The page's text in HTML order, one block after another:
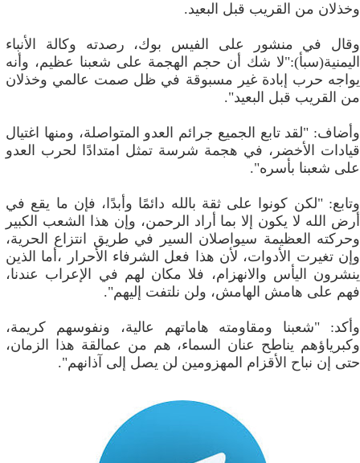
وخذلان من القريب قبل البعيد.
وقال في منشور على الفيس بوك، رصدته وكالة الأنباء
اليمنية(سبأ):"لا شك أن حجم الهجمة على شعبنا عظيم، وأنه
يواجه حرب إبادة غير مسبوقة في ظل صمت عالمي وخذلان
من القريب قبل البعيد".
وأضاف: "لقد تابع الجميع جرائم العدو المتواصلة، ومنها اغتيال
قيادات الأخضر، في هجمة شرسة تمثل امتدادًا لحرب العدو
على شعبنا بأسره".
وتابع: "لكن كونوا على ثقة بالله دائمًا وأبدًا، فإن ما يقع في
أرض الله لا يكون إلا بما أراد الرحمن، وإن هذا الشعب الكبير
وحركته العظيمة سيواصلان السير في طريق انتزاع الحرية،
وإن تغيرت الأدوات، لأن هذا فعل الشرفاء الأحرار ،أما الذين
ينشرون اليأس والانهزام، فلا مكان لهم في الإعراب عندنا،
فهم على هامش الهامش، ولن نلتفت إليهم".
وأكد: "شعبنا ومقاومته هاماتهم عالية، ونفوسهم كريمة،
وكبرياؤهم يناطح عنان السماء، هم من عمالقة هذا الزمان،
حتى إن نباح الأقزام المهزومين لن يصل إلى آذانهم".